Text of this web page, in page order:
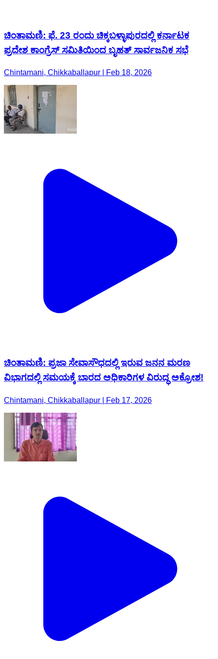
ಚಿಂತಾಮಣಿ: ಫೆ. 23 ರಂದು ಚಿಕ್ಕಬಳ್ಳಾಪುರದಲ್ಲಿ ಕರ್ನಾಟಕ
ಪ್ರದೇಶ ಕಾಂಗ್ರೆಸ್ ಸಮಿತಿಯಿಂದ ಬೃಹತ್ ಸಾರ್ವಜನಿಕ ಸಭೆ
Chintamani, Chikkaballapur | Feb 18, 2026
ಚಿಂತಾಮಣಿ: ಪ್ರಜಾ ಸೇವಾಸೌಧದಲ್ಲಿ ಇರುವ ಜನನ ಮರಣ
ವಿಭಾಗದಲ್ಲಿ ಸಮಯಕ್ಕೆ ಬಾರದ ಅಧಿಕಾರಿಗಳ ವಿರುದ್ಧ ಅಕ್ರೋಶ!
Chintamani, Chikkaballapur | Feb 17, 2026